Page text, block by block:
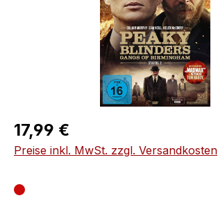
Regulärer Preis:
17,99 €
Preise inkl. MwSt. zzgl. Versandkosten